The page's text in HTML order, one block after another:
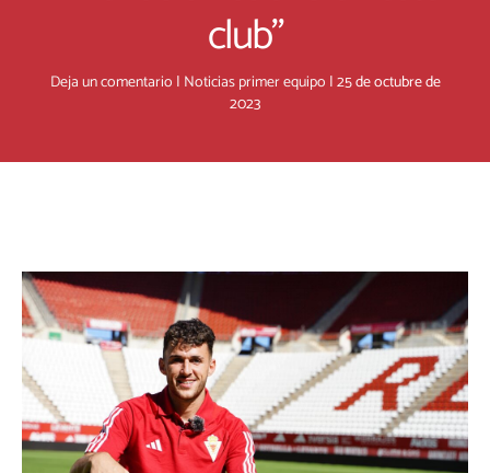
club”
Deja un comentario | Noticias primer equipo |25 de octubre de
2023